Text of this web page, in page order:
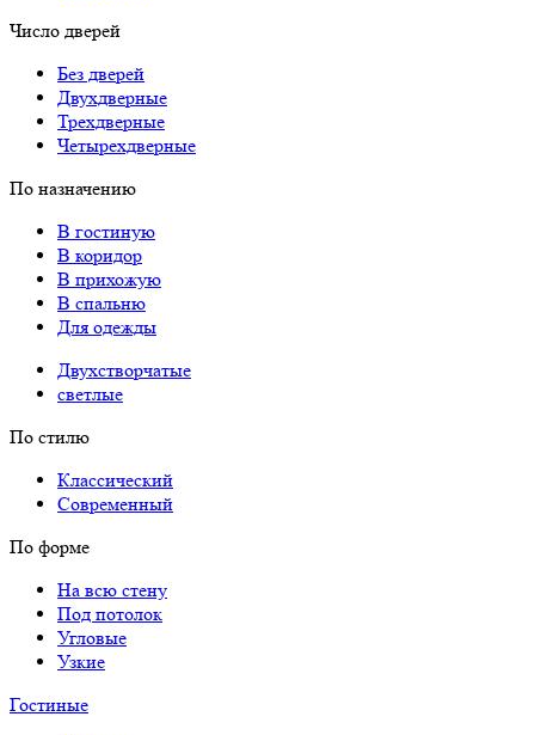
Число дверей
Без дверей
Двухдверные
Трехдверные
Четырехдверные
По назначению
В гостиную
В коридор
В прихожую
В спальню
Для одежды
Двухстворчатые
светлые
По стилю
Классический
Современный
По форме
На всю стену
Под потолок
Угловые
Узкие
Гостиные